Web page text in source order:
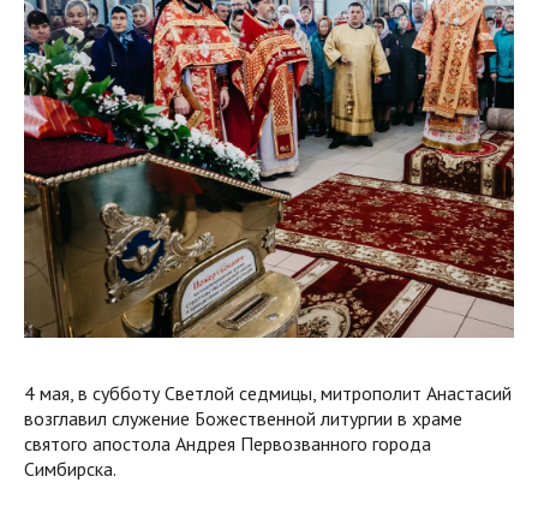
4 мая, в субботу Светлой седмицы, митрополит Анастасий
возглавил служение Божественной литургии в храме
святого апостола Андрея Первозванного города
Симбирска.